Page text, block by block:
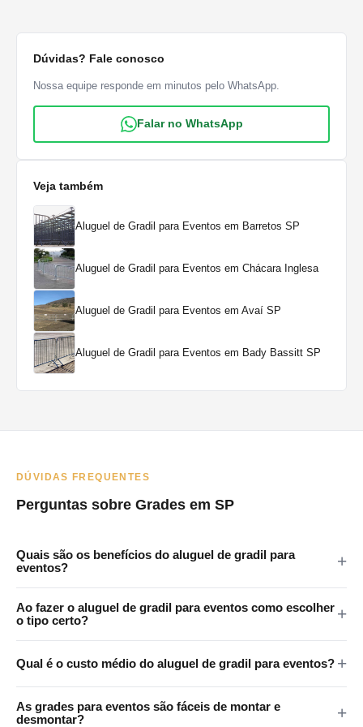
Dúvidas? Fale conosco
Nossa equipe responde em minutos pelo WhatsApp.
Falar no WhatsApp
Veja também
Aluguel de Gradil para Eventos em Barretos SP
Aluguel de Gradil para Eventos em Chácara Inglesa
Aluguel de Gradil para Eventos em Avaí SP
Aluguel de Gradil para Eventos em Bady Bassitt SP
DÚVIDAS FREQUENTES
Perguntas sobre Grades em SP
Quais são os benefícios do aluguel de gradil para
eventos?
segurança ao controlar o acesso a áreas restritas, ajudam na
pontos de alimentação.
Ao fazer o aluguel de gradil para eventos como escolher
o tipo certo?
tamanho e o tipo do evento, a expectativa de público, as áreas
que precisam de delimitação e as normas de segurança locais.
Empresas especializadas podem oferecer consultoria sobre o
Qual é o custo médio do aluguel de gradil para eventos?
quantidade necessária, a duração do aluguel e a localização do
As grades para eventos são fáceis de montar e
desmontar?